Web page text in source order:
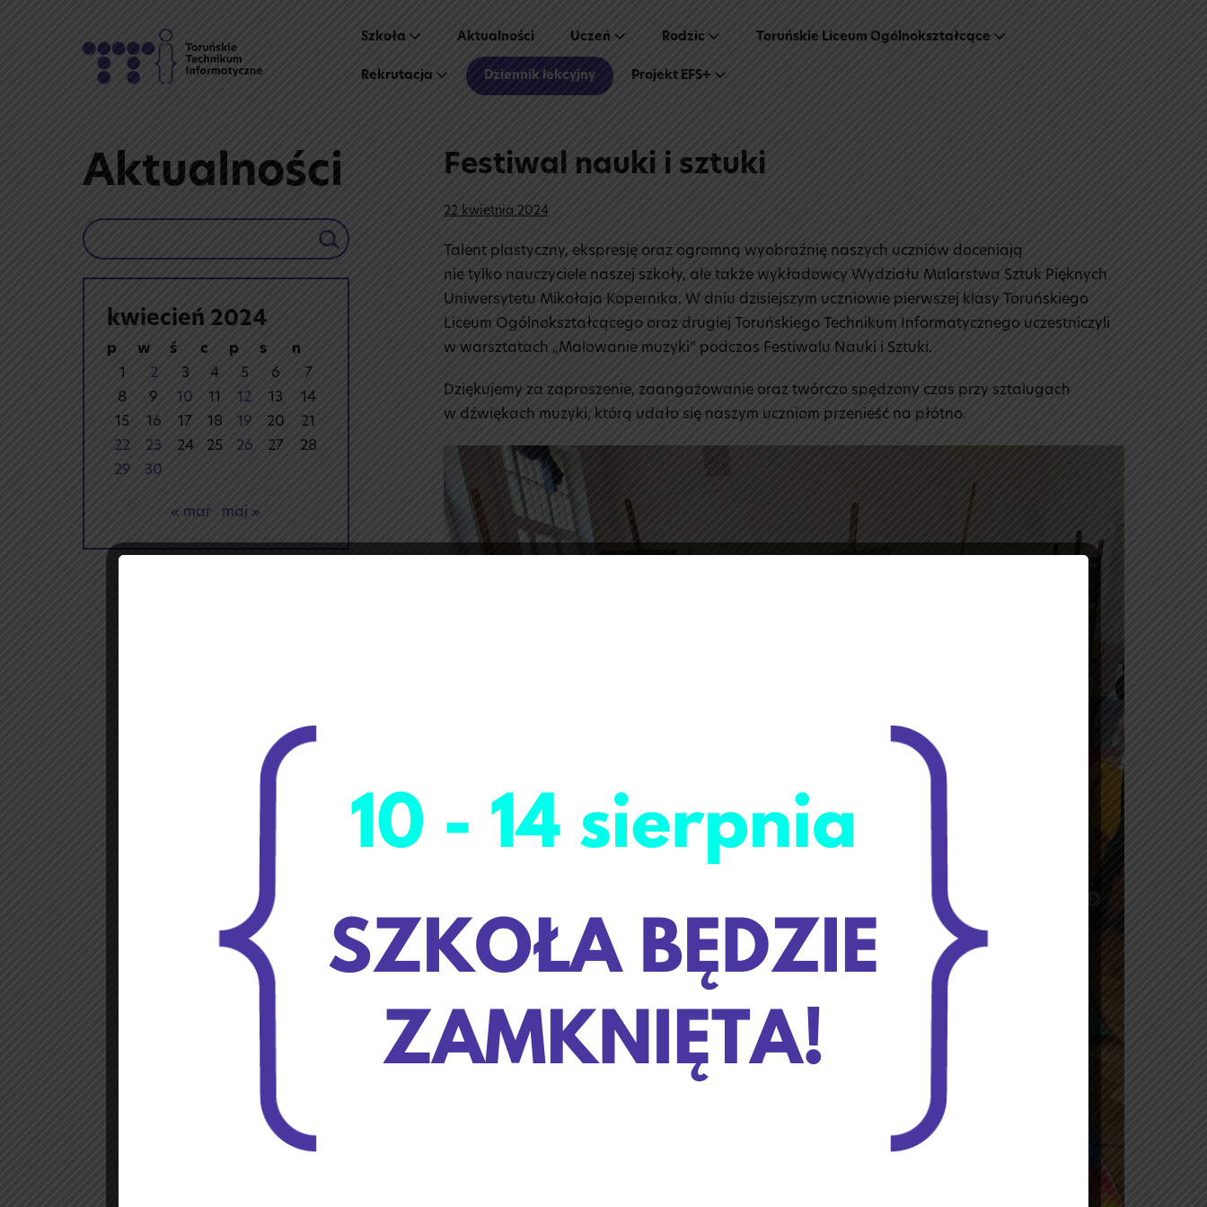
Szkoła Aktualności Uczeń Rodzic Toruńskie Liceum Ogólnokształcące
Rekrutacja Dziennik lekcyjny Projekt EFS+
Aktualności
Szukaj
kwiecień 2024
p w ś c p s
n
1
2 3 4 5 6
7
8
9 10 11 12 13
14
15
16 17 18 19 20
21
22
23 24 25 26 27
28
29
30
« mar maj »
Festiwal nauki i sztuki
22 kwietnia 2024
Talent plastyczny, ekspresję oraz ogromną wyobraźnię naszych uczniów doceniają
nie tylko nauczyciele naszej szkoły, ale także wykładowcy Wydziału Malarstwa Sztuk Pięknych
Uniwersytetu Mikołaja Kopernika. W dniu dzisiejszym uczniowie pierwszej klasy Toruńskiego
Liceum Ogólnokształcącego oraz drugiej Toruńskiego Technikum Informatycznego uczestniczyli
w warsztatach „Malowanie muzyki” podczas Festiwalu Nauki i Sztuki.
Dziękujemy za zaproszenie, zaangażowanie oraz twórczo spędzony czas przy sztalugach
w dźwiękach muzyki, którą udało się naszym uczniom przenieść na płótno.